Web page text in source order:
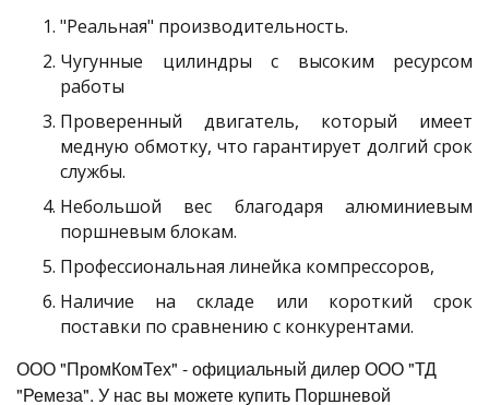
"Реальная" производительность.
Чугунные цилиндры с высоким ресурсом
работы
Проверенный двигатель, который имеет
медную обмотку, что гарантирует долгий срок
службы.
Небольшой вес благодаря алюминиевым
поршневым блокам.
Профессиональная линейка компрессоров,
Наличие на складе или короткий срок
поставки по сравнению с конкурентами.
ООО "ПромКомТех" - официальный дилер ООО "ТД
"Ремеза". У нас вы можете купить Поршневой